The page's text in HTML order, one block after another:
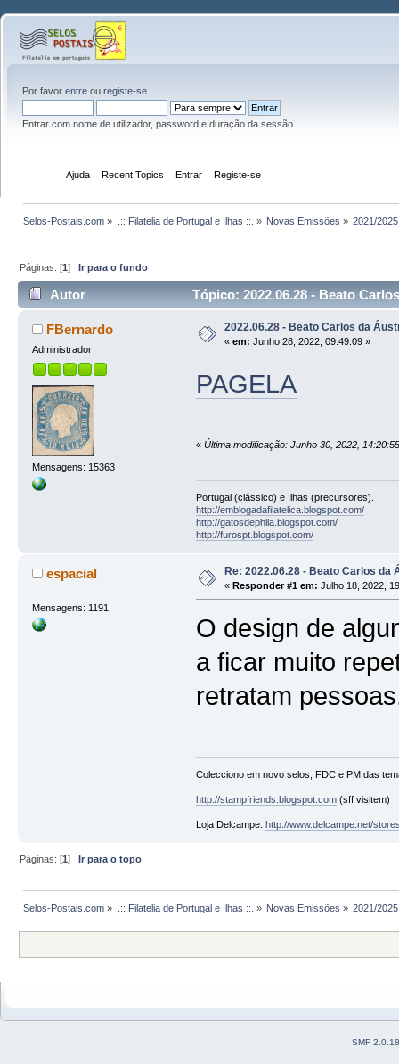
Por favor entre ou registe-se
Entrar com nome de utilizador, password e duração da sessão
Ajuda Recent Topics Entrar Registe-se
Selos-Postais.com » .:: Filatelia de Portugal e Ilhas ::. » Novas Emissões » 2021/2025
Páginas: [1]Ir para o fundo
Autor Tópico: 2022.06.28 - Beato
FBernardo
Administrador
Mensagens: 15363
2022.06.28 - Beato Carlos da
« em: Junho 28, 2022, 09:49:09 »
PAGELA
« Última modificação: Junho 30, 2022,
Portugal (clássico) e Ilhas (precursores).
http://emblogadafilatelica.blogspot.com/
http://gatosdephila.blogspot.com/
http://furospt.blogspot.com/
espacial
Mensagens: 1191
Re: 2022.06.28 - Beato Carlos da
« Responder #1 em: Julho 18, 2022,
O design de
a ficar muito
retratam
Colecciono em novo selos, FDC e PM das
http://stampfriends.blogspot.com(sff visitem)
Loja Delcampe: http://www.delcampe.net/
Páginas: [1]Ir para o topo
Selos-Postais.com » .:: Filatelia de Portugal e Ilhas ::. » Novas Emissões » 2021/2025
SMF 2.0.18